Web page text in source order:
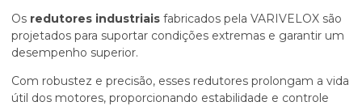
Os redutores industriais fabricados pela VARIVELOX são
projetados para suportar condições extremas e garantir um
desempenho superior.
Com robustez e precisão, esses redutores prolongam a vida
útil dos motores, proporcionando estabilidade e controle